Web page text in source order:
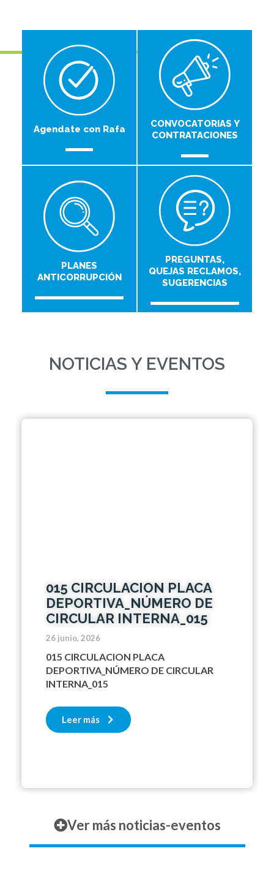
Agendate con Rafa
CONVOCATORIAS Y
CONTRATACIONES
PLANES
ANTICORRUPCIÓN
PREGUNTAS,
QUEJAS RECLAMOS,
SUGERENCIAS
NOTICIAS Y EVENTOS
015 CIRCULACION PLACA
DEPORTIVA_NÚMERO DE
CIRCULAR INTERNA_015
26 junio, 2026
015 CIRCULACION PLACA
DEPORTIVA_NÚMERO DE CIRCULAR
INTERNA_015
Leer más
Ver más noticias-eventos